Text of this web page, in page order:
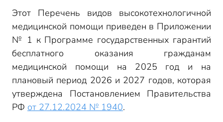
Этот Перечень видов высокотехнологичной
медицинской помощи приведен в Приложении
№ 1 к Программе государственных гарантий
бесплатного оказания гражданам
медицинской помощи на 2025 год и на
плановый период 2026 и 2027 годов, которая
утверждена Постановлением Правительства
РФ от 27.12.2024 № 1940.